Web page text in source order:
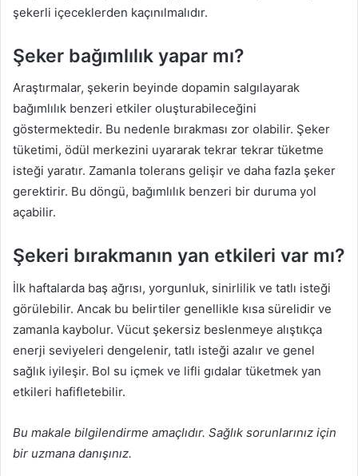
şekerli içeceklerden kaçınılmalıdır.
Şeker bağımlılık yapar mı?
Araştırmalar, şekerin beyinde dopamin salgılayarak
bağımlılık benzeri etkiler oluşturabileceğini
göstermektedir. Bu nedenle bırakması zor olabilir. Şeker
tüketimi, ödül merkezini uyararak tekrar tekrar tüketme
isteği yaratır. Zamanla tolerans gelişir ve daha fazla şeker
gerektirir. Bu döngü, bağımlılık benzeri bir duruma yol
açabilir.
Şekeri bırakmanın yan etkileri var mı?
İlk haftalarda baş ağrısı, yorgunluk, sinirlilik ve tatlı isteği
görülebilir. Ancak bu belirtiler genellikle kısa sürelidir ve
zamanla kaybolur. Vücut şekersiz beslenmeye alıştıkça
enerji seviyeleri dengelenir, tatlı isteği azalır ve genel
sağlık iyileşir. Bol su içmek ve lifli gıdalar tüketmek yan
etkileri hafifletebilir.
Bu makale bilgilendirme amaçlıdır. Sağlık sorunlarınız için
bir uzmana danışınız.